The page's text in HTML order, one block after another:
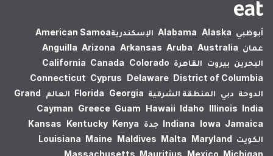
أبوظبي Alabama Alaska الإسكندرية‎American Samoa
عمان
Anguilla Arizona Arkansas Aruba Australia
البحرين بيروت القاهرة California Canada Colorado
Connecticut Cyprus Delaware District of Columbia
الدوحة دبي المنطقة الشرقية Florida Georgia العالم
Grand
Cayman Greece Guam Hawaii Idaho Illinois India
Indiana Iowa Jamaica جدة Kansas Kentucky Kenya
الكويت
Louisiana Maine Maldives Malta Maryland